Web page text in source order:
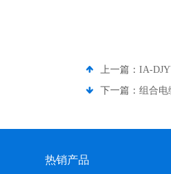
上一篇： IA-
下一篇： 组合电
热销产品